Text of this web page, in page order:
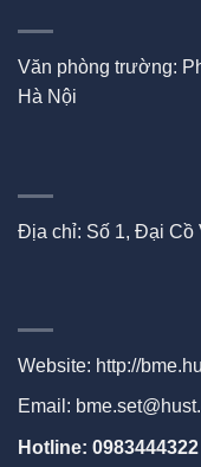
Văn phòng trường:
Hà Nội
Địa chỉ: Số 1, Đại Cồ
Website: http://
Email:
Hotline: 0983444322